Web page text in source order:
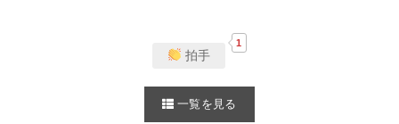
拍手
1
一覧を見る